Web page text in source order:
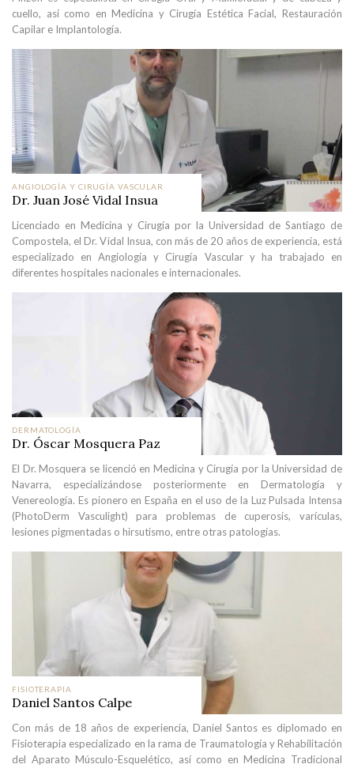
cuello, así como en Medicina y Cirugía Estética Facial, Restauración
Capilar e Implantología.
ANGIOLOGÍA Y CIRUGÍA VASCULAR
Dr. Juan José Vidal Insua
Licenciado en Medicina y Cirugía por la Universidad de Santiago de
Compostela, el Dr. Vidal Insua, con más de 20 años de experiencia, está
especializado en Angiología y Cirugía Vascular y ha trabajado en
diferentes hospitales nacionales e internacionales.
DERMATOLOGÍA
Dr. Óscar Mosquera Paz
El Dr. Mosquera se licenció en Medicina y Cirugía por la Universidad de
Navarra, especializándose posteriormente en Dermatología y
Venereología. Es pionero en España en el uso de la Luz Pulsada Intensa
(PhotoDerm Vasculight) para problemas de cuperosis, varículas,
lesiones pigmentadas o hirsutismo, entre otras patologías.
FISIOTERAPIA
Daniel Santos Calpe
Con más de 18 años de experiencia, Daniel Santos es diplomado en
Fisioterapia especializado en la rama de Traumatología y Rehabilitación
del Aparato Músculo-Esquelético, así como en Medicina Tradicional